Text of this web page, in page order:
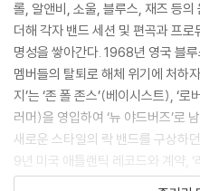
롤, 알앤비, 소울, 블루스, 재즈 등
더해 각자 밴드 세션 및 편곡과 프
명성을 쌓아간다. 1968년 영국 블
멤버들의 탈퇴로 해체 위기에 처하
지’는 ‘존 폴 존스’(베이시스트), ‘
러머)을 영입하여 ‘뉴 야드버즈’로
새로운 스타일의 락 밴드를 구상하
9년 미국 애틀랜틱 레코드와 계약, ‘
한다. 미국에서 전국 투어를 돌며 전